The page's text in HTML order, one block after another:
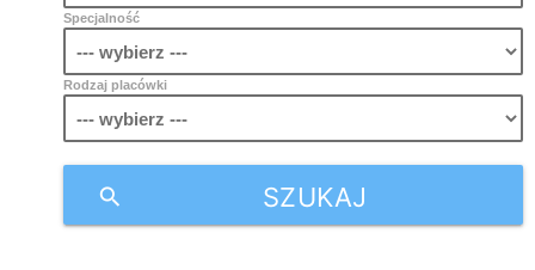
Specjalność
Rodzaj placówki
SZUKAJ
search